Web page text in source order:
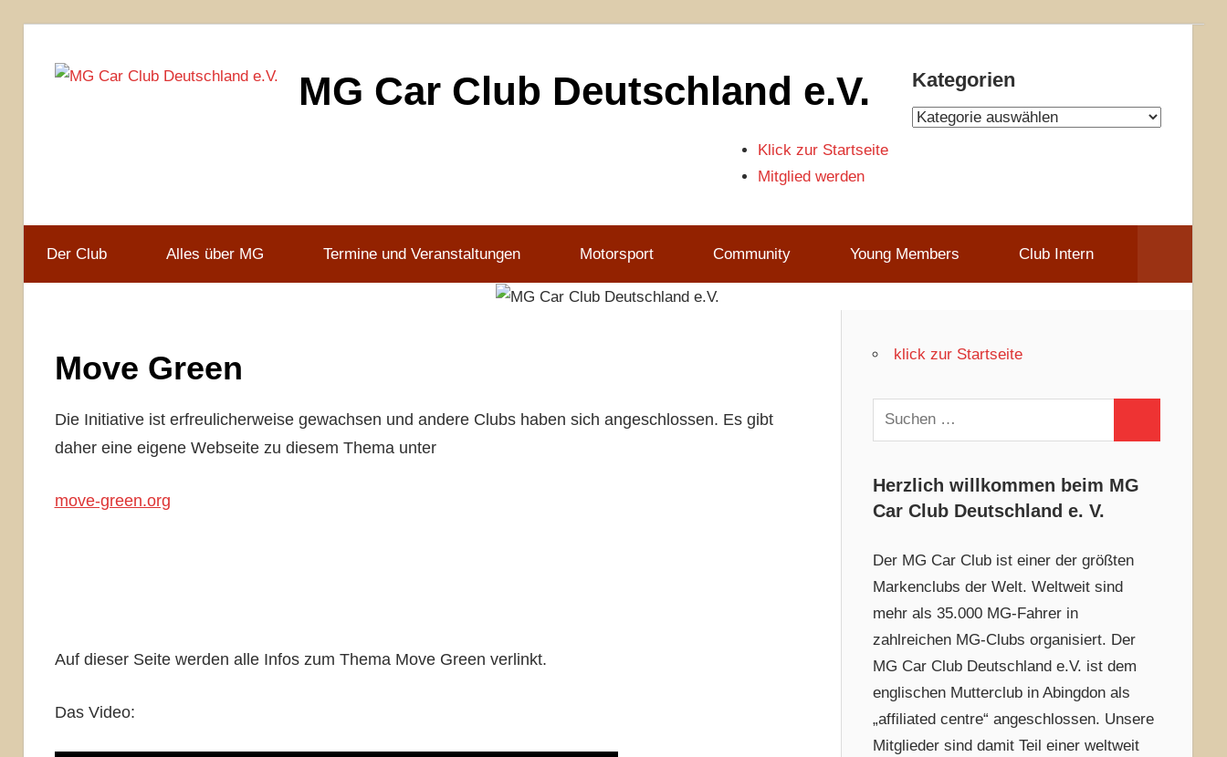
Inhalt
MG Car Club Deutschland e.V. Kategorien
Kategorien
Klick zur Startseite
Mitglied werden
Der Club Alles über MG Termine und Veranstaltungen Motorsport Community Young Members Club Intern
Move Green
Die Initiative ist erfreulicherweise gewachsen und andere Clubs haben sich angeschlossen. Es gibt
daher eine eigene Webseite zu diesem Thema unter
move-green.org
Auf dieser Seite werden alle Infos zum Thema Move Green verlinkt.
Das Video:
klick zur Startseite
Suchen
nach:
Herzlich willkommen beim MG
Car Club Deutschland e. V.
Der MG Car Club ist einer der größten
Markenclubs der Welt. Weltweit sind
mehr als 35.000 MG-Fahrer in
zahlreichen MG-Clubs organisiert. Der
MG Car Club Deutschland e.V. ist dem
englischen Mutterclub in Abingdon als
„affiliated centre“ angeschlossen. Unsere
Mitglieder sind damit Teil einer weltweit